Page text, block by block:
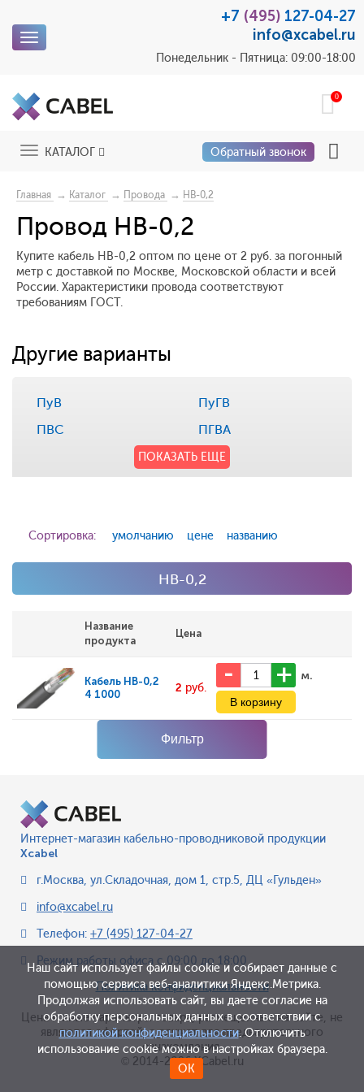
Toggle
+7 (495) 127-04-27
info@xcabel.ru
Понедельник - Пятница: 09:00-18:00
0
ToggleКАТАЛОГ Обратный звонок
Главная → Каталог → Провода → НВ-0,2
Провод НВ-0,2
Купите кабель НВ-0,2 оптом по цене от 2 руб. за погонный
метр с доставкой по Москве, Московской области и всей
России. Характеристики провода соответствуют
требованиям ГОСТ.
Другие варианты
ПуВ
ПуГВ
ПВС
ПГВА
ПОКАЗАТЬ ЕЩЕ
Сортировка: умолчанию цене названию
НВ-0,2
Название
продукта
Цена
Кабель НВ-0,2
4 1000
2 руб.
м.
Фильтр
Интернет-магазин кабельно-проводниковой продукции
Xcabel
г.Москва, ул.Складочная, дом 1, стр.5, ДЦ «Гульден»
info@xcabel.ru
Телефон: +7 (495) 127-04-27
Режим работы офиса с 09:00 до 18:00
Политика конфиденциальности
Цена и иные параметры товара, размещенные на сайте, не
являются офертой, а служат для предварительного
ознакомления.
© 2014-2026 XCabel.ru
Наш сайт использует файлы cookie и собирает данные с
помощью сервиса веб-аналитики Яндекс.Метрика.
Продолжая использовать сайт, вы даете согласие на
обработку персональных данных в соответствии с
политикой конфиденциальности. Отключить
использование cookie можно в настройках браузера.
ОК